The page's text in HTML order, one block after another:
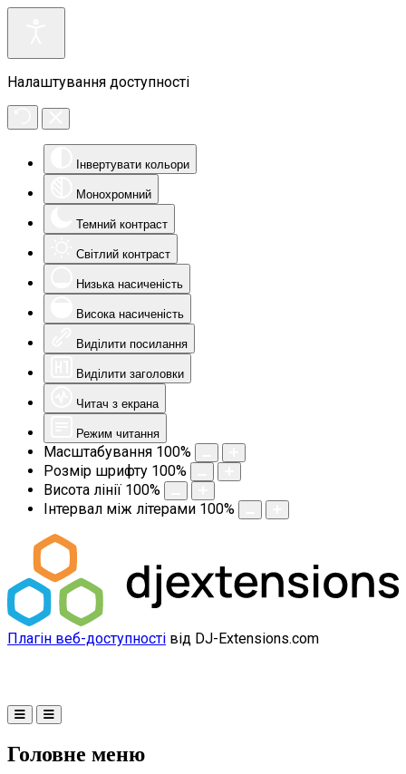
Налаштування доступності
Інвертувати кольори
Монохромний
Темний контраст
Світлий контраст
Низька насиченість
Висока насиченість
Виділити посилання
Виділити заголовки
Читач з екрана
Режим читання
Масштабування 100%
Розмір шрифту 100%
Висота лінії 100%
Інтервал між літерами 100%
Плагін веб-доступності від DJ-Extensions.com
Головне меню